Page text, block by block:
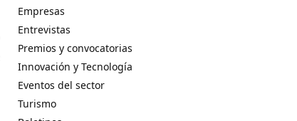
Empresas
Entrevistas
Premios y convocatorias
Innovación y Tecnología
Eventos del sector
Turismo